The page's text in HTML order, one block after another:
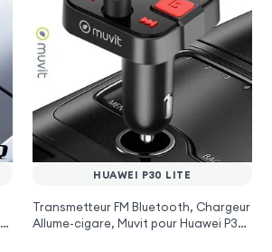
HUAWEI P30 LITE
Transmetteur FM Bluetooth, Chargeur
Allume-cigare, Muvit pour Huawei P30